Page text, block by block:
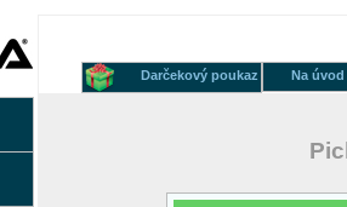
Na úvod
Darčekový poukaz